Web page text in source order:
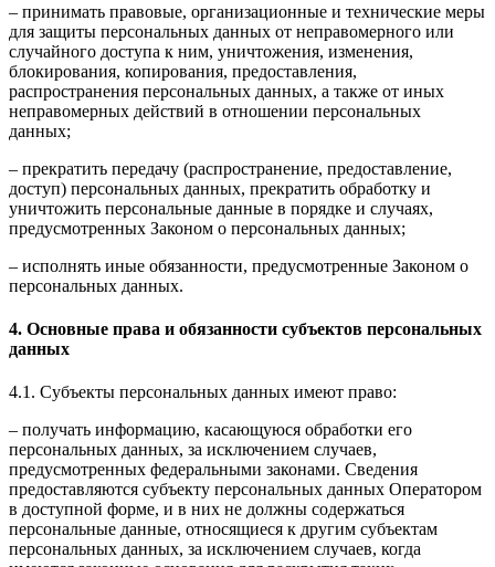
– принимать правовые, организационные и технические меры
для защиты персональных данных от неправомерного или
случайного доступа к ним, уничтожения, изменения,
блокирования, копирования, предоставления,
распространения персональных данных, а также от иных
неправомерных действий в отношении персональных
данных;
– прекратить передачу (распространение, предоставление,
доступ) персональных данных, прекратить обработку и
уничтожить персональные данные в порядке и случаях,
предусмотренных Законом о персональных данных;
– исполнять иные обязанности, предусмотренные Законом о
персональных данных.
4. Основные права и обязанности субъектов персональных
данных
4.1. Субъекты персональных данных имеют право:
– получать информацию, касающуюся обработки его
персональных данных, за исключением случаев,
предусмотренных федеральными законами. Сведения
предоставляются субъекту персональных данных Оператором
в доступной форме, и в них не должны содержаться
персональные данные, относящиеся к другим субъектам
персональных данных, за исключением случаев, когда